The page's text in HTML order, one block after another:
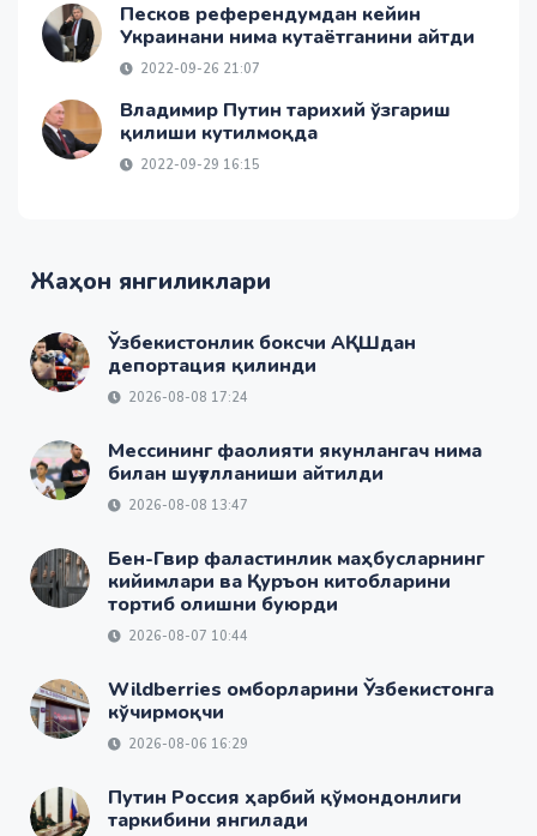
Песков референдумдан кейин
Украинани нима кутаётганини айтди
2022-09-26 21:07
Владимир Путин тарихий ўзгариш
қилиши кутилмоқда
2022-09-29 16:15
Жаҳон янгиликлари
Ўзбекистонлик боксчи АҚШдан
депортация қилинди
2026-08-08 17:24
Мессининг фаолияти якунлангач нима
билан шуғулланиши айтилди
2026-08-08 13:47
Бен-Гвир фаластинлик маҳбусларнинг
кийимлари ва Қуръон китобларини
тортиб олишни буюрди
2026-08-07 10:44
Wildberries омборларини Ўзбекистонга
кўчирмоқчи
2026-08-06 16:29
Путин Россия ҳарбий қўмондонлиги
таркибини янгилади